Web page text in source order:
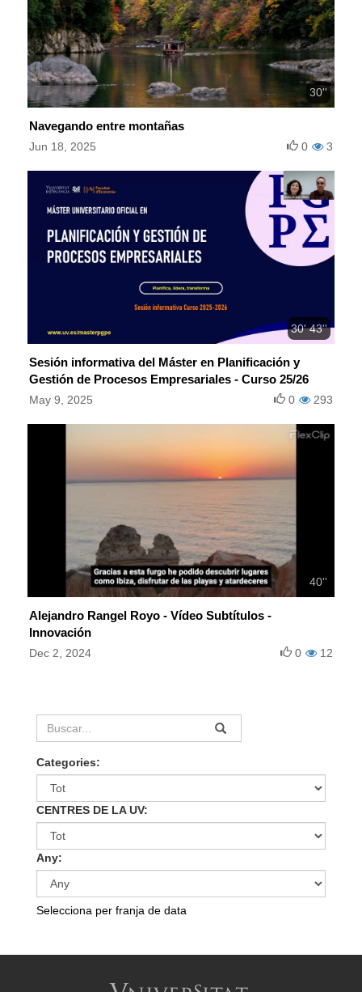
30''
Navegando entre montañas
Jun 18, 2025 3
0
30' 43''
Sesión informativa del Máster en Planificación y
Gestión de Procesos Empresariales - Curso 25/26
May 9, 2025 293
0
40''
Alejandro Rangel Royo - Vídeo Subtítulos -
Innovación
Dec 2, 2024 12
0
Categories:
CENTRES DE LA UV:
Any:
Selecciona per franja de data